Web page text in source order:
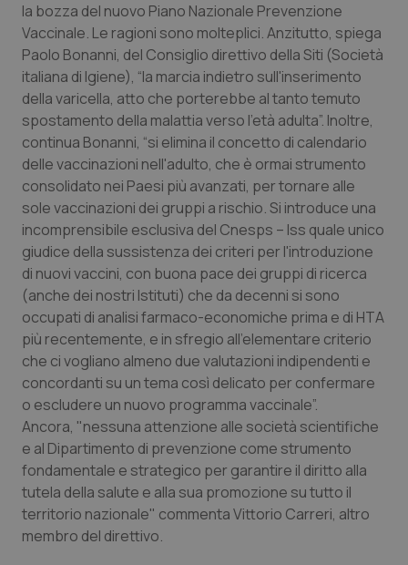
Campania
Emilia-Romagna
Friuli Venezia Giulia
Lazio
Liguria
Lombardia
Marche
Molise
Piemonte
Provincia Autonoma di Bolzano
Provincia Autonoma di Trento
Car-T
Colesterolo & coronaropatie
Dermatite Atopica
Diabete & glucometri
Disturbi dell’umore
Dolore
Donna & Salute
Epatiti
HIV
Infezioni & Febbre
Ipertensione & Scompenso
la bozza del nuovo Piano Nazionale Prevenzione
Vaccinale. Le ragioni sono molteplici. Anzitutto, spiega
Paolo Bonanni, del Consiglio direttivo della Siti (Società
italiana di Igiene), “la marcia indietro sull'inserimento
della varicella, atto che porterebbe al tanto temuto
spostamento della malattia verso l'età adulta”. Inoltre,
continua Bonanni, “si elimina il concetto di calendario
delle vaccinazioni nell'adulto, che è ormai strumento
consolidato nei Paesi più avanzati, per tornare alle
sole vaccinazioni dei gruppi a rischio. Si introduce una
incomprensibile esclusiva del Cnesps – Iss quale unico
giudice della sussistenza dei criteri per l'introduzione
di nuovi vaccini, con buona pace dei gruppi di ricerca
(anche dei nostri Istituti) che da decenni si sono
occupati di analisi farmaco-economiche prima e di HTA
più recentemente, e in sfregio all'elementare criterio
che ci vogliano almeno due valutazioni indipendenti e
concordanti su un tema così delicato per confermare
o escludere un nuovo programma vaccinale”.
Ancora, "nessuna attenzione alle società scientifiche
e al Dipartimento di prevenzione come strumento
fondamentale e strategico per garantire il diritto alla
tutela della salute e alla sua promozione su tutto il
territorio nazionale" commenta Vittorio Carreri, altro
membro del direttivo.